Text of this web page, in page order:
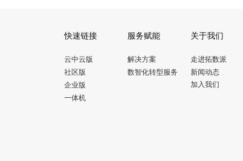
快速链接
云中云版
社区版
企业版
一体机
服务赋能
解决方案
数智化转型服务
关于我们
走进拓数派
新闻动态
加入我们